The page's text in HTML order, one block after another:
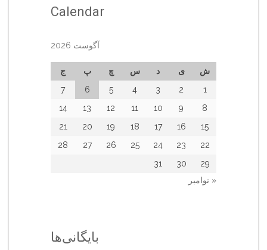
Calendar
آگوست 2026
ش ی د س چ پ
ج
1
2
3
4
5
6
7
8
9
10
11
12
13
14
15
16
17
18
19
20
21
22
23
24
25
26
27
28
29
30
31
« نوامبر
بایگانی‌ها